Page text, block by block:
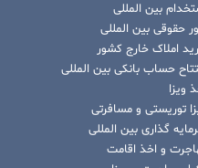
بین المللی
حقوقی بین المللی
املاک خارج کشور
حساب بانکی بین المللی
ویزا
توریستی و مسافرتی
گذاری بین المللی
و اخذ اقامت